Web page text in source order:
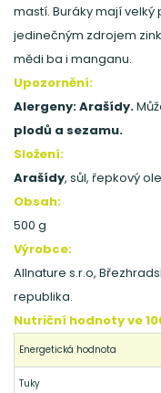
mastí. Buráky mají velký
jedinečným zdrojem
mědi ba i manganu.
Upozornění:
Alergeny: Arašídy.
plodů a sezamu.
Složení:
Arašídy, sůl, řepkový
Obsah:
500 g
Výrobce:
Allnature s.r.o,
republika.
Nutriční hodnoty ve
Energetická hodnota
Tuky